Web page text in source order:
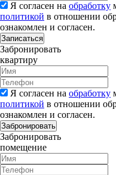
Я согласен на обработку
политикой в отношении
ознакомлен и согласен.
Записаться
Забронировать
квартиру
Я согласен на обработку
политикой в отношении
ознакомлен и согласен.
Забронировать
Забронировать
помещение